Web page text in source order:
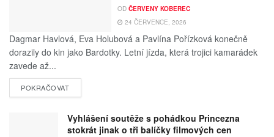
OD ČERVENY KOBEREC
24 ČERVENCE, 2026
Dagmar Havlová, Eva Holubová a Pavlína Pořízková konečně
dorazily do kin jako Bardotky. Letní jízda, která trojici kamarádek
zavede až...
POKRAČOVAT
Vyhlášení soutěže s pohádkou Princezna
stokrát jinak o tři balíčky filmových cen